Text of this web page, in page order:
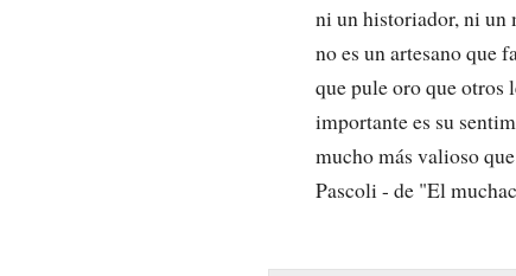
ni un historiador, ni un
no es un artesano que
que pule oro que otros
importante es su
mucho más valioso
Pascoli - de "El